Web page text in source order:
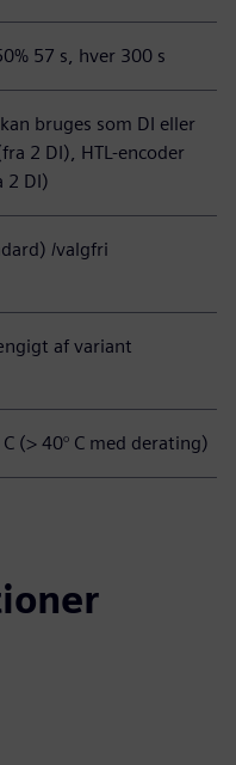
57 s, hver 300 s
bruges som DI eller
2 DI), HTL-encoder
2 DI)
/valgfri
af variant
C (> 40° C med derating)